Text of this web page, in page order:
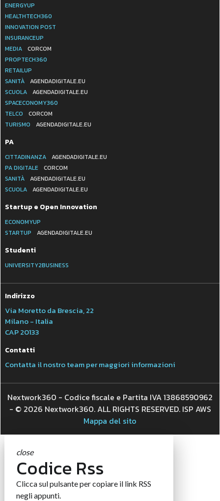
ENERGYUP
HEALTHTECH360
INNOVATION POST
INSURANCEUP
MEDIA
CORCOM
PROPTECH360
RETAILUP
SANITÀ
AGENDADIGITALE.EU
SCUOLA
AGENDADIGITALE.EU
SPACECONOMY360
TELCO
CORCOM
TURISMO
AGENDADIGITALE.EU
PA
CITTADINANZA
AGENDADIGITALE.EU
PA DIGITALE
CORCOM
SANITÀ
AGENDADIGITALE.EU
SCUOLA
AGENDADIGITALE.EU
Startup e Open Innovation
ECONOMYUP
STARTUP
AGENDADIGITALE.EU
Studenti
UNIVERSITY2BUSINESS
Indirizzo
Via Moretto da Brescia, 22
Milano - Italia
CAP 20133
Contatti
Contatta il nostro team per maggiori informazioni
Nextwork360 - Codice fiscale e Partita IVA 13868590962
- © 2026 Nextwork360. ALL RIGHTS RESERVED. ISP AWS
Mappa del sito
close
Codice Rss
Clicca sul pulsante per copiare il link RSS
negli appunti.